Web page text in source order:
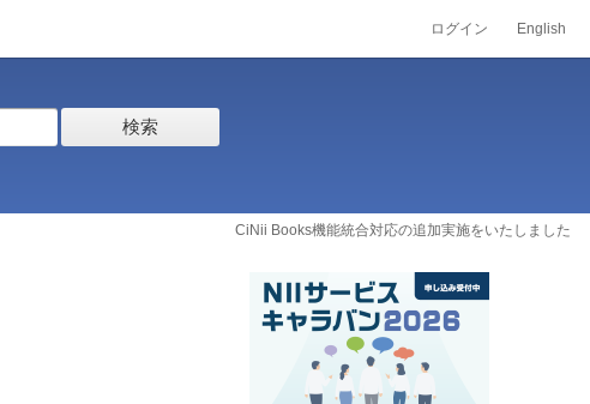
ログイン English
検索
CiNii Books機能統合対応の追加実施をいたしました